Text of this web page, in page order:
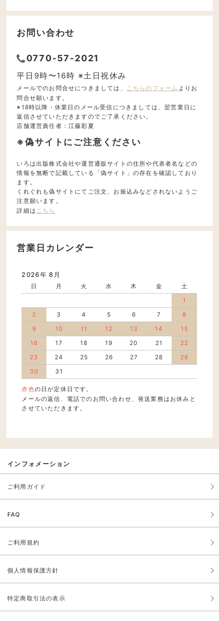
お問い合わせ
0770-57-2021
平日9時〜16時 ※土日祝休み
メールでのお問合せにつきましては、 こちらのフォーム よりお
問合せ願います。
※18時以降・休業日のメール受信につきましては、翌営業日に
返信させていただきますのでご了承ください。
店舗運営責任者：江藤彩夏
※偽サイトにご注意ください
いろは出版株式会社や運営通販サイトの住所や代表者名などの
情報を無断で記載している「偽サイト」の存在を確認しており
ます。
くれぐれも偽サイトにてご注文、お振込みなどされないようご
注意願います。
詳細は こちら
営業日カレンダー
2026年 8月
日 月 火 水 木 金
土
1
2
3 4 5 6 7
8
9
10 11 12 13 14
15
16
17 18 19 20 21
22
23
24 25 26 27 28
29
30
31
赤色の日が定休日です。
メールの返信、電話でのお問い合わせ、発送業務はお休みと
させていただきます。
インフォメーション
ご利用ガイド
FAQ
ご利用規約
個人情報保護方針
特定商取引法の表示